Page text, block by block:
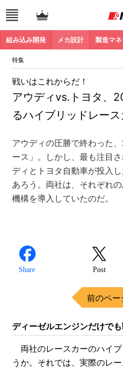
組み込み開発 メカ設計 製造マネ
特集
アウディvs.トヨタ、
るハイブリッドレー
戦いはこれからだ！
アウディの圧勝で終わった
ース」。しかし、最も注目
ディとトヨタ自動車が投入
あろう。両社は、それぞれ
機構を導入していたのだ。
Share Post
前のペー
ディーゼルエンジンだけでも
両社のレースカーのハイ
うか。それでは、実際のレ